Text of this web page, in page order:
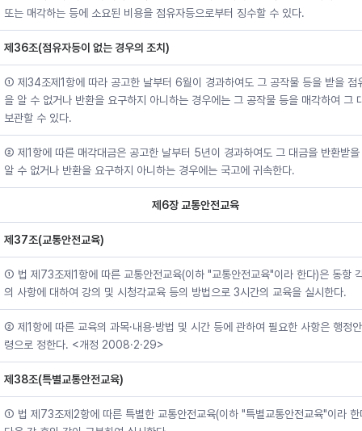
또는 매각하는 등에 소요된 비용을 점유자등으로부터 징수할 수 있다.
제36조(점유자등이 없는 경우의 조치)
① 제34조제1항에 따라 공고한 날부터 6월이 경과하여도 그 공작물 등을 받을 점
을 알 수 없거나 반환을 요구하지 아니하는 경우에는 그 공작물 등을 매각하여 그
보관할 수 있다.
② 제1항에 따른 매각대금은 공고한 날부터 5년이 경과하여도 그 대금을 반환받을
알 수 없거나 반환을 요구하지 아니하는 경우에는 국고에 귀속한다.
제6장 교통안전교육
제37조(교통안전교육)
① 법 제73조제1항에 따른 교통안전교육(이하 "교통안전교육"이라 한다)은 동항
의 사항에 대하여 강의 및 시청각교육 등의 방법으로 3시간의 교육을 실시한다.
② 제1항에 따른 교육의 과목·내용·방법 및 시간 등에 관하여 필요한 사항은 행정
령으로 정한다. <개정 2008·2·29>
제38조(특별교통안전교육)
① 법 제73조제2항에 따른 특별한 교통안전교육(이하 "특별교통안전교육"이라 한